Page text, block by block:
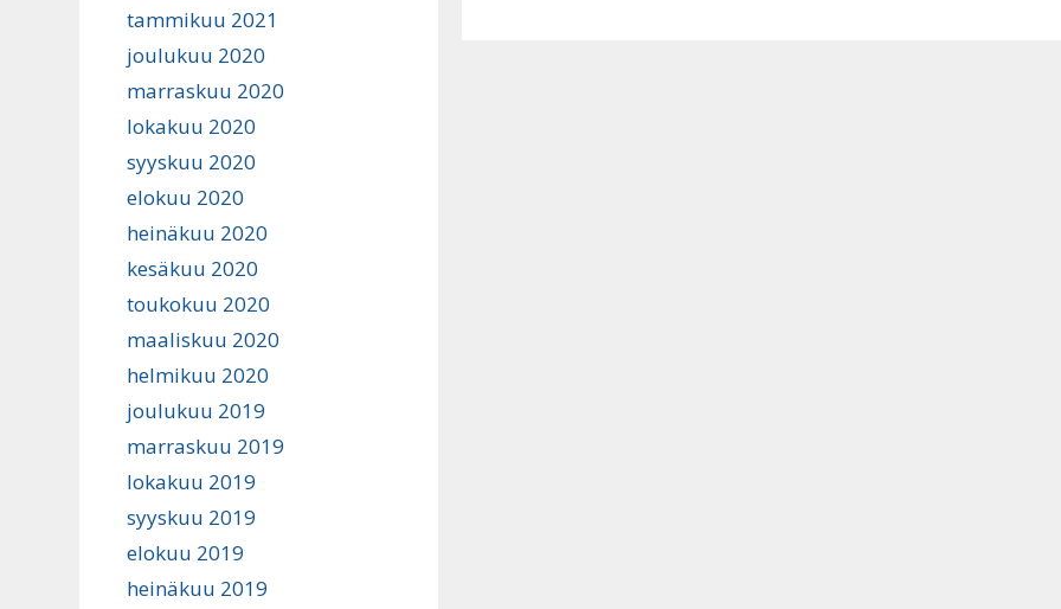
tammikuu 2021
joulukuu 2020
marraskuu 2020
lokakuu 2020
syyskuu 2020
elokuu 2020
heinäkuu 2020
kesäkuu 2020
toukokuu 2020
maaliskuu 2020
helmikuu 2020
joulukuu 2019
marraskuu 2019
lokakuu 2019
syyskuu 2019
elokuu 2019
heinäkuu 2019